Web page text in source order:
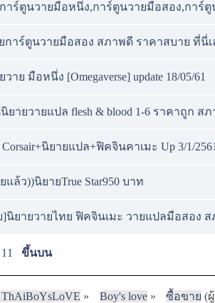
าร์ตูนวายมือหนึ่ง,การ์ตูนวายมือสอง,การ์ตู
การ์ตูนวายมือสอง สภาพดี ราคาสบาย ที่นี่เ
วาย มือหนึ่ง [Omegaverse] update 18/05/61
ยายวายแปล flesh & blood 1-6 ราคาถูก ส
นิยายแปล+ฟิคจินคาเมะ Up 3/1/
แล้ว))นิยายTrue Star950 บาท
นิยายวายไทย ฟิคจินเมะ วายแปลมือสอง ส
11 ขึ้นบน
» Boy's love» ซื้อขาย (